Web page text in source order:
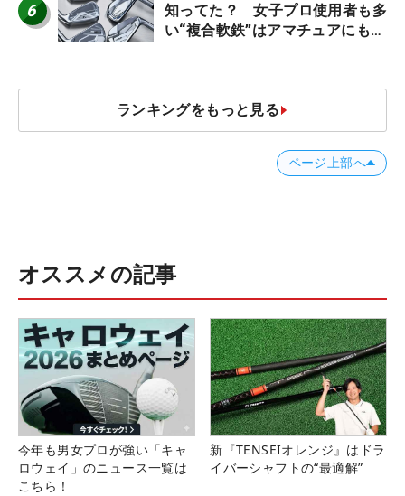
6
知ってた？ 女子プロ使用者も多
い“複合軟鉄”はアマチュアにもオ
ランキングをもっと見る
ページ上部へ
オススメの記事
今年も男女プロが強い「キャ
ロウェイ」のニュース一覧は
こちら！
新『TENSEIオレンジ』はドラ
イバーシャフトの“最適解”